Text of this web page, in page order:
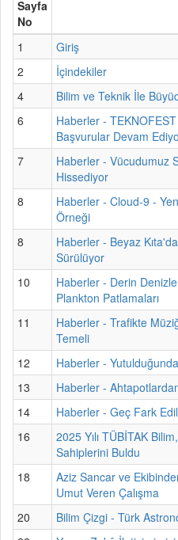
Sayfa
No
1
Giriş
2
İçindekiler
4
Bilim ve Teknik İle
6
Haberler -
Başvurular Devam
7
Haberler - Vücudumuz
Hissediyor
8
Haberler - Cloud-9 -
Örneği
8
Haberler - Beyaz
Sürülüyor
10
Haberler - Derin
Plankton Patlamaları
11
Haberler - Trafikte
Temeli
12
Haberler -
13
Haberler -
14
Haberler - Geç Fark
16
2025 Yılı TÜBİTAK
Sahiplerini Buldu
18
Aziz Sancar ve
Umut Veren Çalışma
20
Bilim Çizgi - Türk